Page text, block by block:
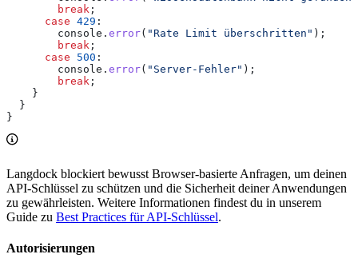
        break
;
      case
429 :
        console
. error( "Rate Limit überschritten" );
        break
;
      case
500 :
        console
. error( "Server-Fehler" );
        break
;
    }
  }
}
Langdock blockiert bewusst Browser-basierte Anfragen, um deinen
API-Schlüssel zu schützen und die Sicherheit deiner Anwendungen
zu gewährleisten. Weitere Informationen findest du in unserem
Guide zu Best Practices für API-Schlüssel.
Autorisierungen